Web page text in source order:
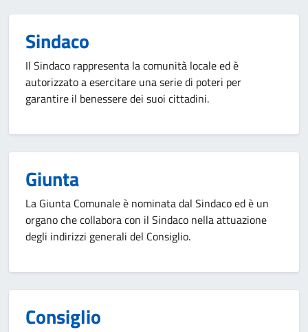
Sindaco
Il Sindaco rappresenta la comunità locale ed è
autorizzato a esercitare una serie di poteri per
garantire il benessere dei suoi cittadini.
Giunta
La Giunta Comunale è nominata dal Sindaco ed è un
organo che collabora con il Sindaco nella attuazione
degli indirizzi generali del Consiglio.
Consiglio